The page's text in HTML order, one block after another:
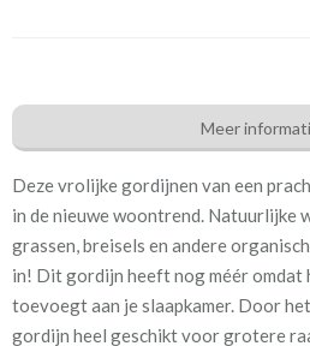
Pt.5870-204 spring daisy rose
Eigenschappen
Artikelnummer
Patroon: 64
Meer
Deze vrolijke gordijnen van een
in de nieuwe woontrend. Natuurlijke
grassen, breisels en andere
in! Dit gordijn heeft nog méér omdat
toevoegt aan je slaapkamer. Door
gordijn heel geschikt voor grotere